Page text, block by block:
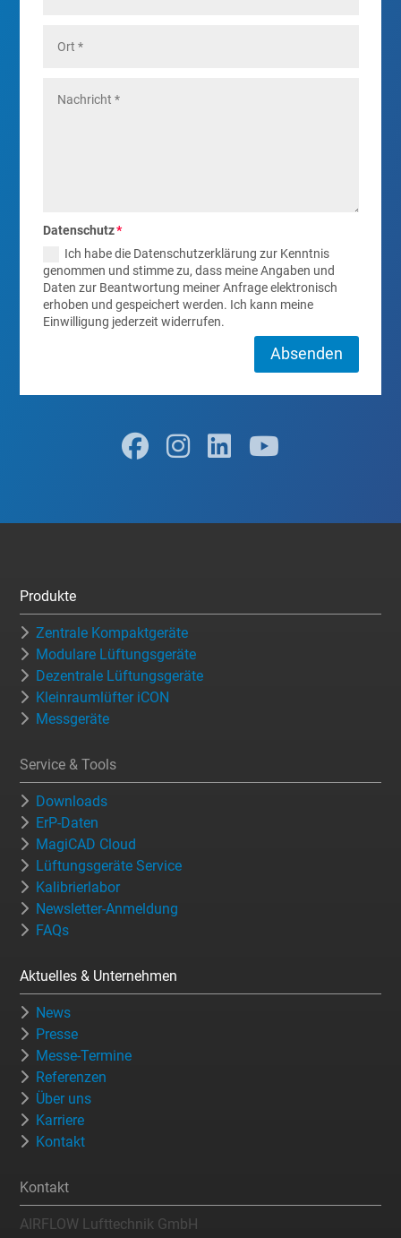
Datenschutz
Ich habe die Datenschutzerklärung zur Kenntnis
genommen und stimme zu, dass meine Angaben und
Daten zur Beantwortung meiner Anfrage elektronisch
erhoben und gespeichert werden. Ich kann meine
Einwilligung jederzeit widerrufen.
Absenden
Produkte
Zentrale Kompaktgeräte
Modulare Lüftungsgeräte
Dezentrale Lüftungsgeräte
Kleinraumlüfter iCON
Messgeräte
Service & Tools
Downloads
ErP-Daten
MagiCAD Cloud
Lüftungsgeräte Service
Kalibrierlabor
Newsletter-Anmeldung
FAQs
Aktuelles & Unternehmen
News
Presse
Messe-Termine
Referenzen
Über uns
Karriere
Kontakt
Kontakt
AIRFLOW Lufttechnik GmbH